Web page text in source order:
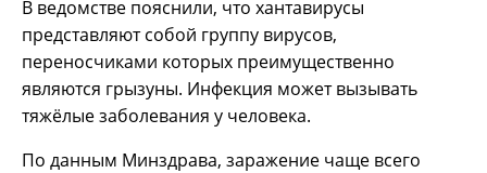
В ведомстве пояснили, что хантавирусы
представляют собой группу вирусов,
переносчиками которых преимущественно
являются грызуны. Инфекция может вызывать
тяжёлые заболевания у человека.
По данным Минздрава, заражение чаще всего